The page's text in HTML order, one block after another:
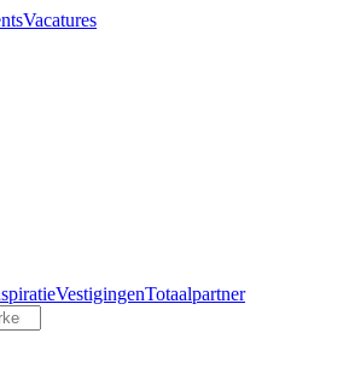
Vacatures
VestigingenTotaalpartner